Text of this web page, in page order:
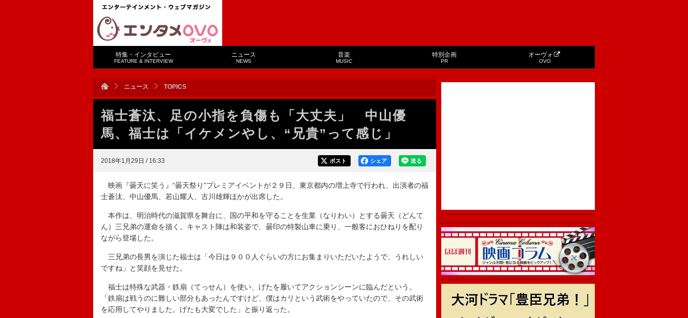
特集・インタビュー
FEATURE & INTERVIEW
ニュース
NEWS
音楽
MUSIC
特別企画
PR
オーヴォ
OVO
ニュース TOPICS
福士蒼汰、足の小指を負傷も「大丈夫」 中山優
馬、福士は「イケメンやし、“兄貴”って感じ」
2018年1月29日 / 16:33 送る
シェア
ポスト
映画『曇天に笑う』“曇天祭り”プレミアイベントが２９日、東京都内の増上寺で行われ、出演者の福
士蒼汰、中山優馬、若山耀人、古川雄輝ほかが出席した。
本作は、明治時代の滋賀県を舞台に、国の平和を守ることを生業（なりわい）とする曇天（どんて
ん）三兄弟の運命を描く。キャスト陣は和装姿で、曇印の特製山車に乗り、一般客におひねりを配り
ながら登場した。
三兄弟の長男を演じた福士は「今日は９００人ぐらいの方にお集まりいただいたようで、うれしい
ですね」と笑顔を見せた。
福士は特殊な武器・鉄扇（てっせん）を使い、げたを履いてアクションシーンに臨んだという。
「鉄扇は戦うのに難しい部分もあったんですけど、僕はカリという武術をやっていたので、その武術
を応用してやりました。げたも大変でした」と振り返った。